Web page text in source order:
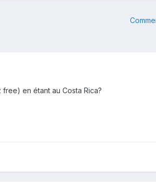
en étant au Costa Rica?